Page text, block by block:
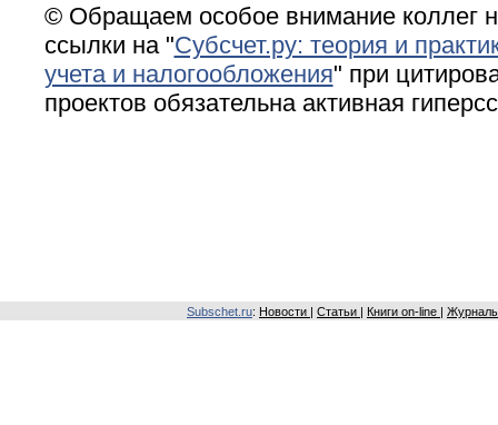
© Обращаем особое внимание коллег
ссылки на "Субсчет.ру: теория и
учета и налогообложения" при
проектов обязательна активная
Subschet.ru: Новости Статьи Книги on-line